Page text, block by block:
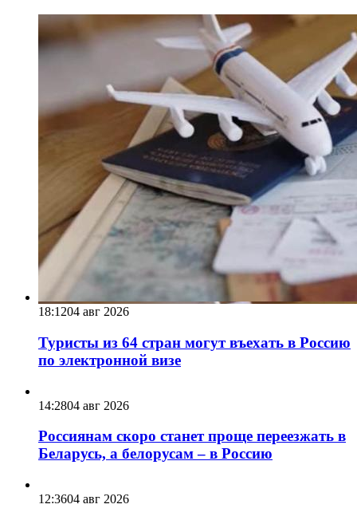
18:1204 авг 2026
Туристы из 64 стран могут въехать в Россию
по электронной визе
14:2804 авг 2026
Россиянам скоро станет проще переезжать в
Беларусь, а белорусам – в Россию
12:3604 авг 2026